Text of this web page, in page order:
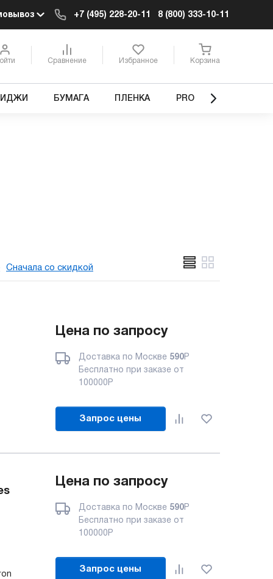
+7 (495) 228-20-11 8 (800) 333-10-11
Сравнение Избранное Корзина
БУМАГА ПЛЕНКА PRO
Сначала со скидкой
Цена по запросу
Доставка по Москве 590Р
Бесплатно при заказе от
100000 Р
Запрос цены
Цена по запросу
Доставка по Москве 590Р
Бесплатно при заказе от
100000 Р
Запрос цены